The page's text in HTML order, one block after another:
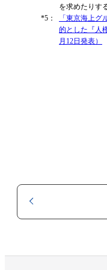
を求めたりす
*5：
「東京海上
的とした『人
月12日発表）